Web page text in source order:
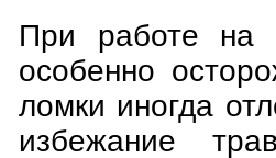
При работе на
особенно
ломки иногда
избежание